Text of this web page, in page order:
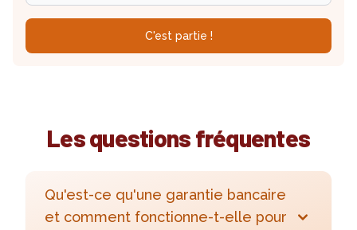
C'est partie !
Les questions fréquentes
Qu'est-ce qu'une garantie bancaire
et comment fonctionne-t-elle pour